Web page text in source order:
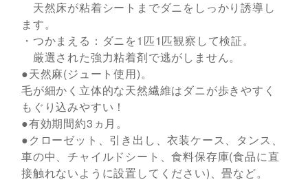
天然床が粘着シートまでダニをしっかり誘導し
ます。
・つかまえる：ダニを1匹1匹観察して検証。
厳選された強力粘着剤で逃がしません。
●天然麻(ジュート使用)。
毛が細かく立体的な天然繊維はダニが歩きやすく
もぐり込みやすい！
●有効期間約3ヵ月。
●クローゼット、引き出し、衣装ケース、タンス、
車の中、チャイルドシート、食料保存庫(食品に直
接触れないように設置してください)、畳など。